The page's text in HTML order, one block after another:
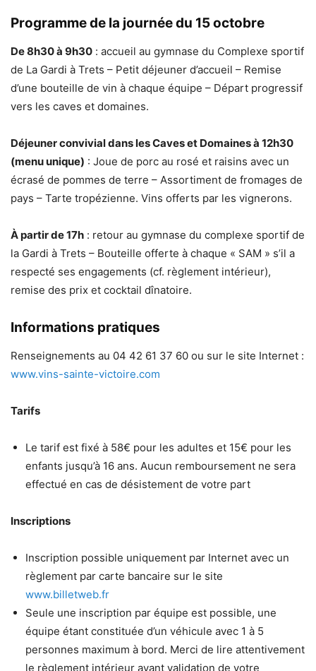
Programme de la journée du 15 octobre
De 8h30 à 9h30 : accueil au gymnase du Complexe sportif
de La Gardi à Trets – Petit déjeuner d’accueil – Remise
d’une bouteille de vin à chaque équipe – Départ progressif
vers les caves et domaines.
Déjeuner convivial dans les Caves et Domaines à 12h30
(menu unique) : Joue de porc au rosé et raisins avec un
écrasé de pommes de terre – Assortiment de fromages de
pays – Tarte tropézienne. Vins offerts par les vignerons.
À partir de 17h : retour au gymnase du complexe sportif de
la Gardi à Trets – Bouteille offerte à chaque « SAM » s’il a
respecté ses engagements (cf. règlement intérieur),
remise des prix et cocktail dînatoire.
Informations pratiques
Renseignements au 04 42 61 37 60 ou sur le site Internet :
www.vins-sainte-victoire.com
Tarifs
Le tarif est fixé à 58€ pour les adultes et 15€ pour les
enfants jusqu’à 16 ans. Aucun remboursement ne sera
effectué en cas de désistement de votre part
Inscriptions
Inscription possible uniquement par Internet avec un
règlement par carte bancaire sur le site
www.billetweb.fr
Seule une inscription par équipe est possible, une
équipe étant constituée d’un véhicule avec 1 à 5
personnes maximum à bord. Merci de lire attentivement
le règlement intérieur avant validation de votre